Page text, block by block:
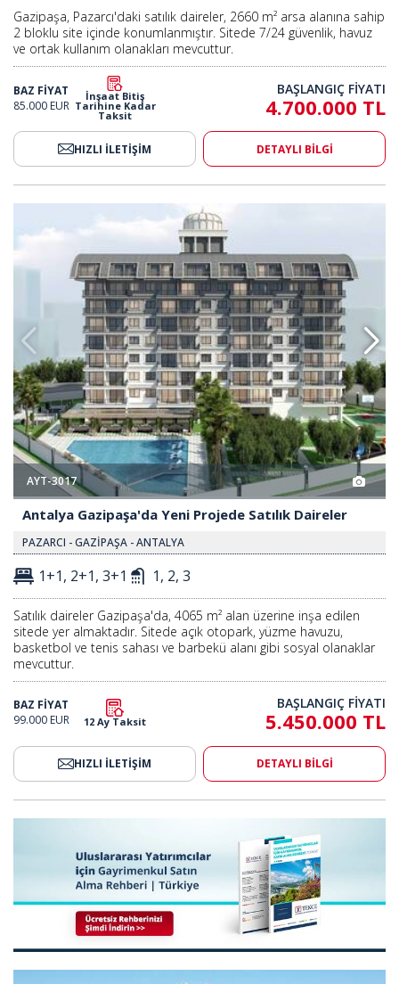
Gazipaşa, Pazarcı'daki satılık daireler, 2660 m² arsa alanına sahip
2 bloklu site içinde konumlanmıştır. Sitede 7/24 güvenlik, havuz
ve ortak kullanım olanakları mevcuttur.
BAZ FİYAT
85.000 EUR
İnşaat Bitiş
Tarihine Kadar
Taksit
BAŞLANGIÇ FİYATI
4.700.000 TL
HIZLI İLETİŞİM DETAYLI BİLGİ
AYT-3017
Antalya Gazipaşa'da Yeni Projede Satılık Daireler
PAZARCI - GAZİPAŞA - ANTALYA
1+1, 2+1, 3+1 1, 2, 3
Satılık daireler Gazipaşa'da, 4065 m² alan üzerine inşa edilen
sitede yer almaktadır. Sitede açık otopark, yüzme havuzu,
basketbol ve tenis sahası ve barbekü alanı gibi sosyal olanaklar
mevcuttur.
BAZ FİYAT
99.000 EUR
12 Ay Taksit
BAŞLANGIÇ FİYATI
5.450.000 TL
HIZLI İLETİŞİM DETAYLI BİLGİ
Yeni Projede Satılık Daireler 2 Antalya Gazipaşa Merkez’de